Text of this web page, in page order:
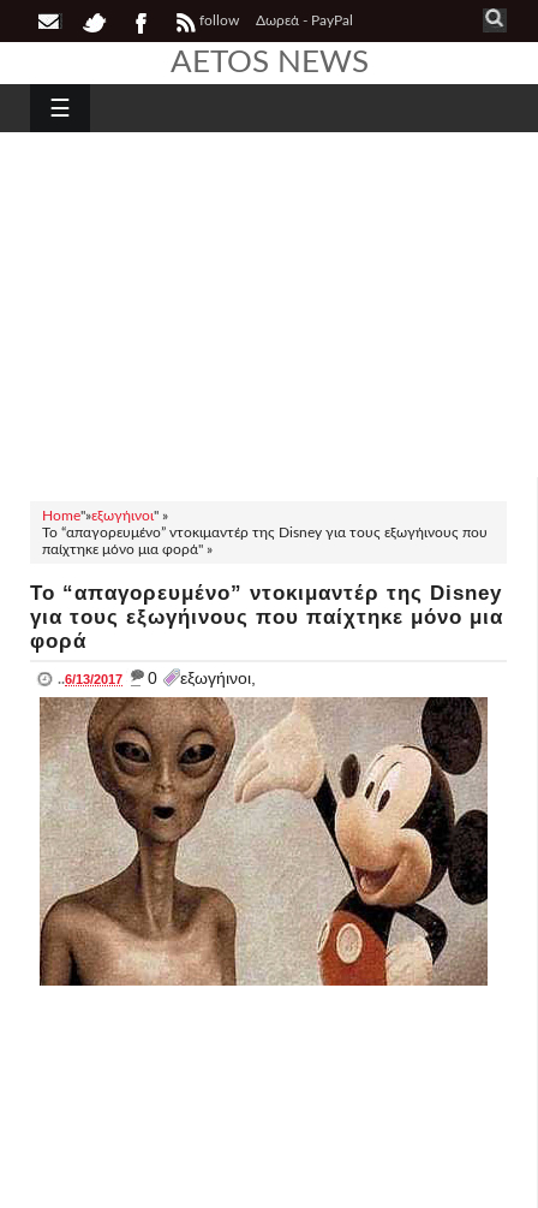
follow Δωρεά - PayPal
AETOS NEWS
☰
Home"»εξωγήινοι" »
Το “απαγορευμένο” ντοκιμαντέρ της Disney για τους εξωγήινους που
παίχτηκε μόνο μια φορά" »
Το “απαγορευμένο” ντοκιμαντέρ της Disney
για τους εξωγήινους που παίχτηκε μόνο μια
φορά
..6/13/2017 _ 0 εξωγήινοι,